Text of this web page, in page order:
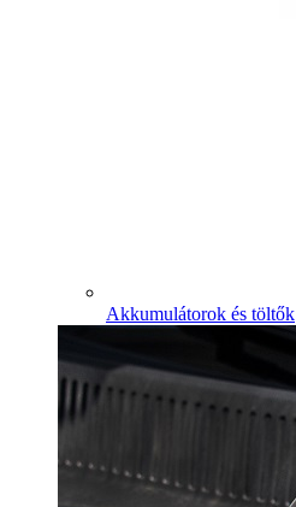
Akkumulátorok és töltők